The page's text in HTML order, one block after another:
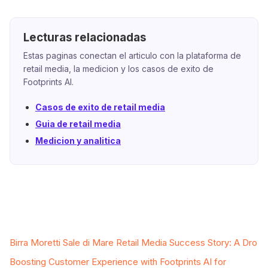
Lecturas relacionadas
Estas paginas conectan el articulo con la plataforma de
retail media, la medicion y los casos de exito de
Footprints AI.
Casos de exito de retail media
Guia de retail media
Medicion y analitica
Birra Moretti Sale di Mare Retail Media Success Story: A Dro
Boosting Customer Experience with Footprints AI for